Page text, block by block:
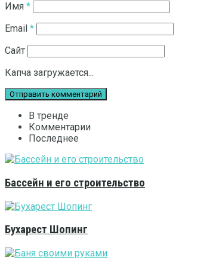
Имя *
Email *
Сайт
Капча загружается...
В тренде
Комментарии
Последнее
Бассейн и его строительство
Бухарест Шопинг